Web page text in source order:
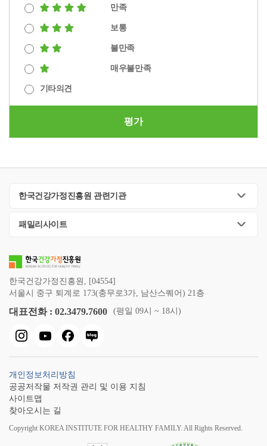
만족
보통
불만족
매우불만족
기타의견
평가
한국건강가정진흥원 관련기관
패밀리사이트
한국건강가정진흥원, [04554]
서울시 중구 퇴계로 173(충무로3가, 남산스퀘어) 21층
대표전화 : 02.3479.7600 (평일 09시 ~ 18시)
개인정보처리방침
공공저작물 저작권 관리 및 이용 지침
사이트맵
찾아오시는 길
Copyright KOREA INSTITUTE FOR HEALTHY FAMILY. All Rights Reserved.